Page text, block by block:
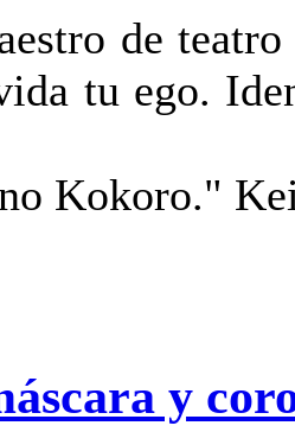
de
tu ego.
Kokoro."
y